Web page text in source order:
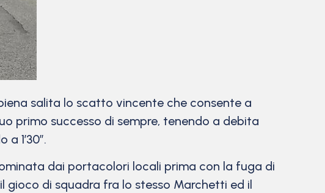
salita lo scatto vincente che consente a
primo successo di sempre, tenendo a debita
1’30”.
dai portacolori locali prima con la fuga di
gioco di squadra fra lo stesso Marchetti ed il